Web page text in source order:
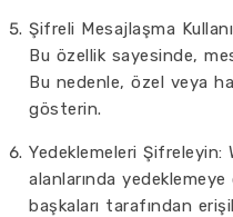
Şifreli Mesajlaşma
Bu özellik sayesinde,
Bu nedenle, özel veya
gösterin.
Yedeklemeleri
alanlarında
başkaları tarafından